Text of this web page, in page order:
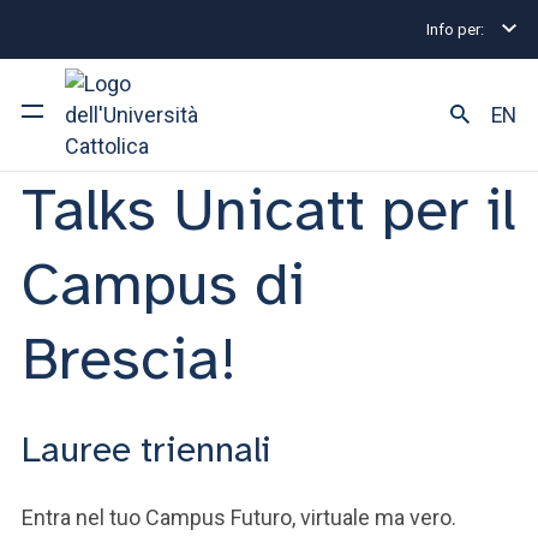
Info per:
Ateneo
Corsi di studio
Facoltà e campus
EN
Il 4 giugno non
perderti i Virtual
Talks Unicatt per il
Campus di
Brescia!
Lauree triennali
Entra nel tuo Campus Futuro, virtuale ma vero.